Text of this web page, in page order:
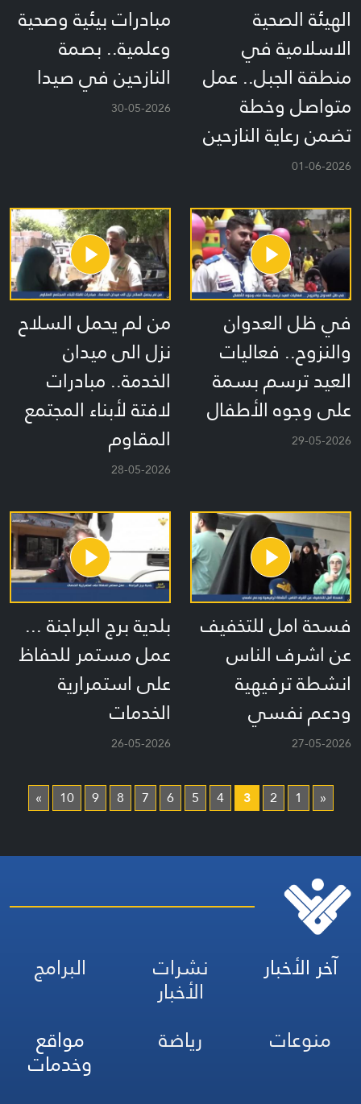
الهيئة الصحية
الاسلامية في
منطقة الجبل.. عمل
متواصل وخطة
تضمن رعاية النازحين
01-06-2026
مبادرات بيئية وصحية
وعلمية.. بصمة
النازحين في صيدا
30-05-2026
في ظل العدوان
والنزوح.. فعاليات
العيد ترسم بسمة
على وجوه الأطفال
29-05-2026
من لم يحمل السلاح
نزل الى ميدان
الخدمة.. مبادرات
لافتة لأبناء المجتمع
المقاوم
28-05-2026
فسحة امل للتخفيف
عن اشرف الناس
انشطة ترفيهية
ودعم نفسي
27-05-2026
بلدية برج البراجنة ...
عمل مستمر للحفاظ
على استمرارية
الخدمات
26-05-2026
«
1
2
3
4
5
6
7
8
9
10
»
آخر الأخبار نشرات
الأخبار
البرامج
منوعات
رياضة مواقع
وخدمات